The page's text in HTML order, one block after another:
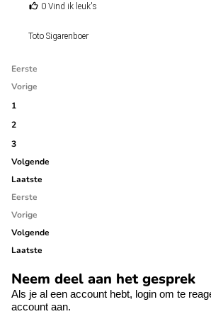
0 Vind ik leuk's
Toto Sigarenboer
Eerste
Vorige
1
2
3
Volgende
Laatste
Eerste
Vorige
Volgende
Laatste
Neem deel aan het gesprek
Als je al een account hebt, login om te
account aan.